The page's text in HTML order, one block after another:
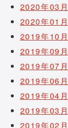
2020年03
2020年01
2019年10
2019年09
2019年07
2019年06
2019年04
2019年03
2019年02